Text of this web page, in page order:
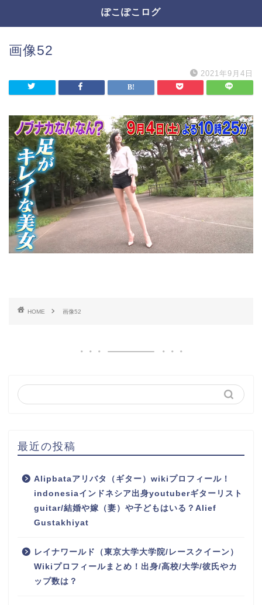
ぽこぽこログ
画像52
2021年9月4日
HOME 画像52
最近の投稿
Alipbataアリバタ（ギター）wikiプロフィール！
indonesiaインドネシア出身youtuberギターリスト
guitar/結婚や嫁（妻）や子どもはいる？Alief
Gustakhiyat
レイナワールド（東京大学大学院/レースクイーン）
Wikiプロフィールまとめ！出身/高校/大学/彼氏やカ
ップ数は？